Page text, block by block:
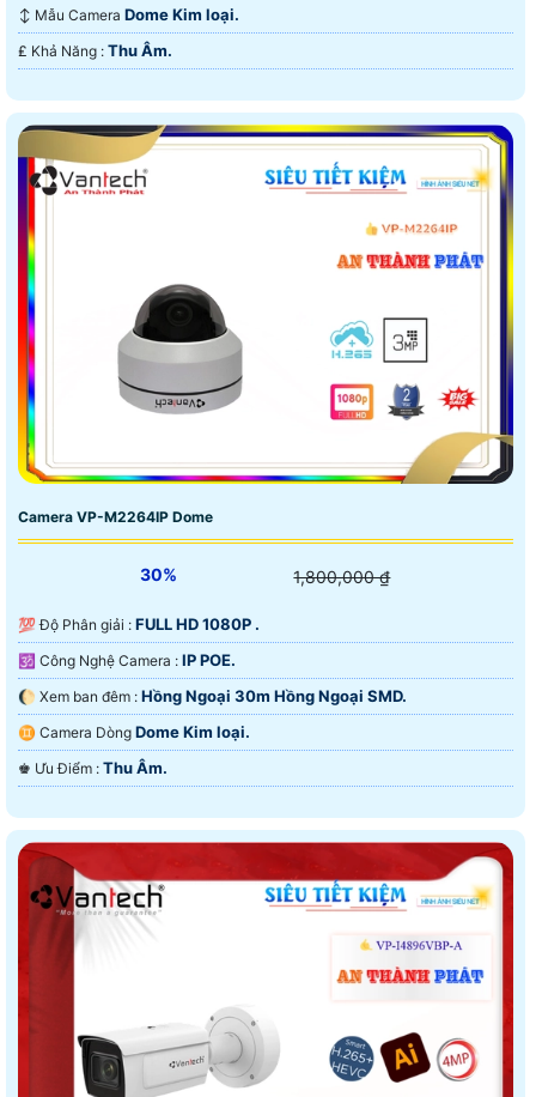
↕️ Mẫu Camera Dome Kim loại.
️₤ Khả Năng : Thu Âm.
Camera VP-M2264IP Dome
30% 1,800,000 ₫
💯 Độ Phân giải : FULL HD 1080P .
🕉️ Công Nghệ Camera : IP POE.
🌔 Xem ban đêm : Hồng Ngoại 30m Hồng Ngoại SMD.
♊ Camera Dòng Dome Kim loại.
️♚ Ưu Điểm : Thu Âm.